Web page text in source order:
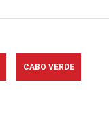
CABO VERDE